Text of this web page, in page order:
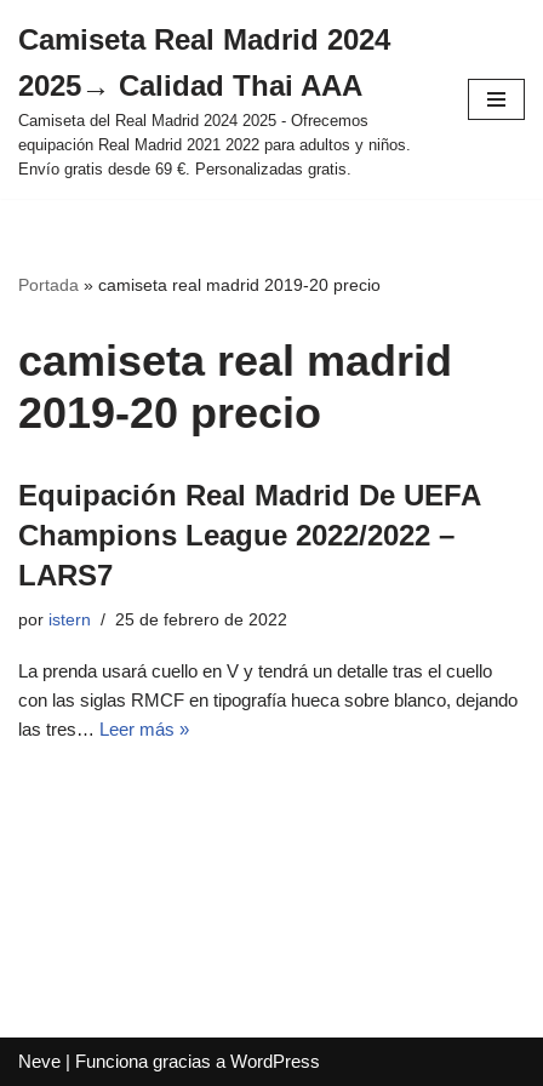
al
contenido
Camiseta Real Madrid 2024
2025→ Calidad Thai AAA
Camiseta del Real Madrid 2024 2025 - Ofrecemos
equipación Real Madrid 2021 2022 para adultos y niños.
Envío gratis desde 69 €. Personalizadas gratis.
Portada » camiseta real madrid 2019-20 precio
camiseta real madrid
2019-20 precio
Equipación Real Madrid De UEFA
Champions League 2022/2022 –
LARS7
por istern 25 de febrero de 2022
La prenda usará cuello en V y tendrá un detalle tras el cuello
con las siglas RMCF en tipografía hueca sobre blanco, dejando
las tres… Leer más »
Neve | Funciona gracias a WordPress